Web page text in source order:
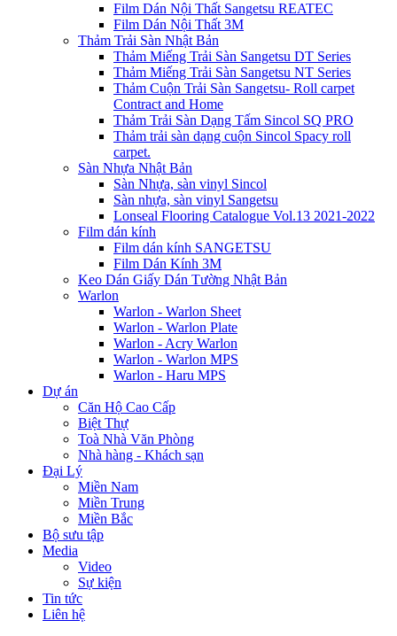
Film Dán Nội Thất Sangetsu REATEC
Film Dán Nội Thất 3M
Thảm Trải Sàn Nhật Bản
Thảm Miếng Trải Sàn Sangetsu DT Series
Thảm Miếng Trải Sàn Sangetsu NT Series
Thảm Cuộn Trải Sàn Sangetsu- Roll carpet
Contract and Home
Thảm Trải Sàn Dạng Tấm Sincol SQ PRO
Thảm trải sàn dạng cuộn Sincol Spacy roll
carpet.
Sàn Nhựa Nhật Bản
Sàn Nhựa, sàn vinyl Sincol
Sàn nhựa, sàn vinyl Sangetsu
Lonseal Flooring Catalogue Vol.13 2021-2022
Film dán kính
Film dán kính SANGETSU
Film Dán Kính 3M
Keo Dán Giấy Dán Tường Nhật Bản
Warlon
Warlon - Warlon Sheet
Warlon - Warlon Plate
Warlon - Acry Warlon
Warlon - Warlon MPS
Warlon - Haru MPS
Dự án
Căn Hộ Cao Cấp
Biệt Thự
Toà Nhà Văn Phòng
Nhà hàng - Khách sạn
Đại Lý
Miền Nam
Miền Trung
Miền Bắc
Bộ sưu tập
Media
Video
Sự kiện
Tin tức
Liên hệ